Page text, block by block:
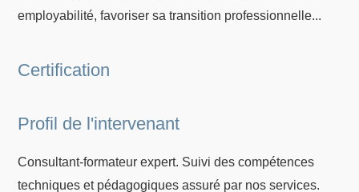
employabilité, favoriser sa transition professionnelle...
Certification
Profil de l'intervenant
Consultant-formateur expert. Suivi des compétences
techniques et pédagogiques assuré par nos services.